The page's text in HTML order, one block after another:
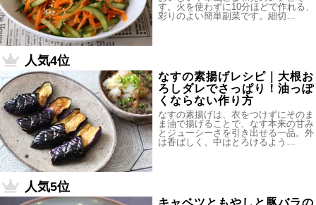
す。火を使わずに10分ほどで作れる、
彩りのよい簡単副菜です。細切…
人気4位
なすの素揚げレシピ｜大根お
ろしダレでさっぱり！油っぽ
くならない作り方
なすの素揚げは、衣をつけずにそのま
ま油で揚げることで、なす本来の甘み
とジューシーさを引き出せる一品。外
は香ばしく、中はとろけるよう…
人気5位
キャベツともやしと豚バラの